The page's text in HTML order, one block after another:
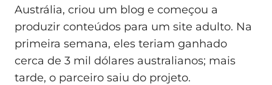
Austrália, criou um blog e começou a
produzir conteúdos para um site adulto. Na
primeira semana, eles teriam ganhado
cerca de 3 mil dólares australianos; mais
tarde, o parceiro saiu do projeto.